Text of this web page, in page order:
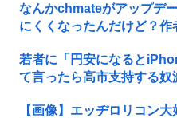
なんかchmateがアップデ
にくくなったんだけど？作
若者に「円安になると
て言ったら高市支持する奴
【画像】エッヂロリコン